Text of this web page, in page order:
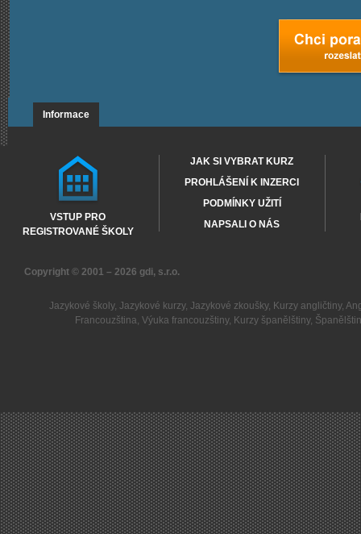
Informace
VSTUP PRO
REGISTROVANÉ ŠKOLY
JAK SI VYBRAT KURZ
PROHLÁŠENÍ K INZERCI
PODMÍNKY UŽITÍ
NAPSALI O NÁS
Copyright © 2001 – 2026 gdi, s.r.o.
Jazykové školy, Jazykové kurzy, Jazykové zkoušky, Kurzy angličtiny,
Francouzština,Výuka francouzštiny, Kurzy španělštiny,